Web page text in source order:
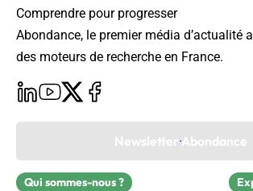
Comprendre pour progresser
Abondance, le premier média d’actualité
des moteurs de recherche en France.
Newsletter Abondance
Qui sommes-nous ?